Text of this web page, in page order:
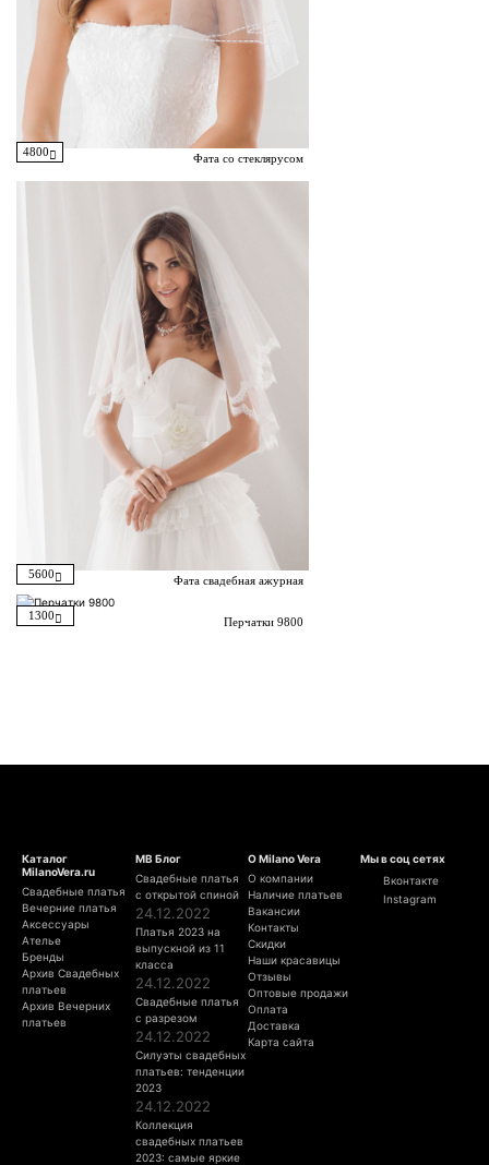
4800 Фата со стеклярусом
5600 Фата свадебная ажурная
1300 Перчатки 9800
Каталог
MilanoVera.ru
Свадебные платья
Вечерние платья
Аксессуары
Ателье
Бренды
Архив Свадебных
платьев
Архив Вечерних
платьев
МВ Блог
Свадебные платья
с открытой спиной
24.12.2022
Платья 2023 на
выпускной из 11
класса
24.12.2022
Свадебные платья
с разрезом
24.12.2022
Силуэты свадебных
платьев: тенденции
2023
24.12.2022
Коллекция
свадебных платьев
2023: самые яркие
О Milano Vera
О компании
Наличие платьев
Вакансии
Контакты
Скидки
Наши красавицы
Отзывы
Оптовые продажи
Оплата
Доставка
Карта сайта
Мы в соц сетях
Вконтакте
Instagram